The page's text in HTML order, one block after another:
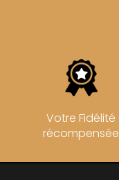
Votre Fidélité
récompensée